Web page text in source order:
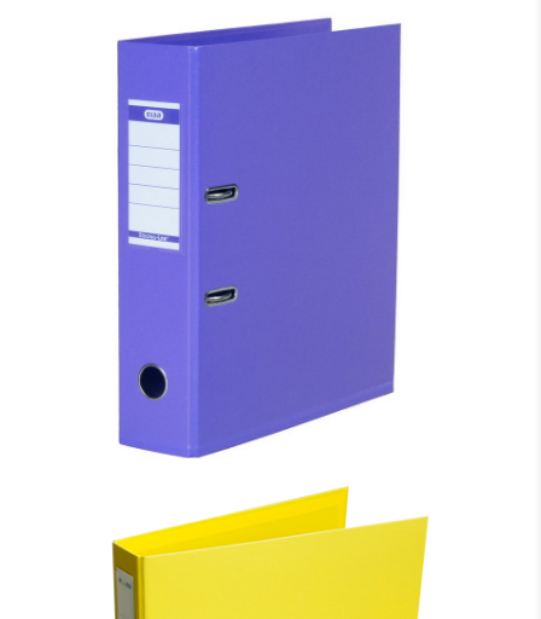
MAPE-REĢISTRS ELBA STRONG-LINE, A4
FORMĀTS, 80MM, LILLĀ
5.11 €